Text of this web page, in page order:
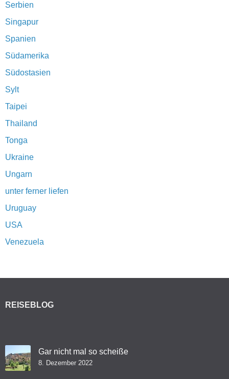
Serbien
Singapur
Spanien
Südamerika
Südostasien
Sylt
Taipei
Thailand
Tonga
Ukraine
Ungarn
unter ferner liefen
Uruguay
USA
Venezuela
REISEBLOG
Gar nicht mal so scheiße
8. Dezember 2022